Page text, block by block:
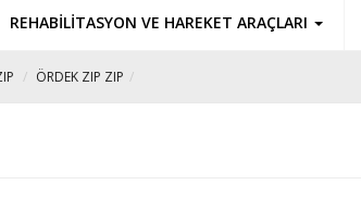
REHABİLİTASYON VE HAREKET ARAÇLARI
ÖRDEK ZIP ZIP